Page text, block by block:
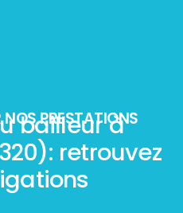
PRESTATIONS
bailleur à
retrouvez